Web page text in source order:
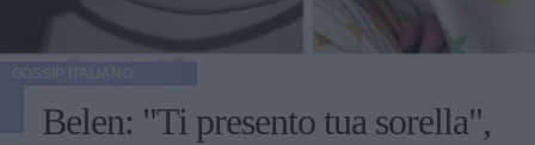
Belen: "Ti presento tua sorella",